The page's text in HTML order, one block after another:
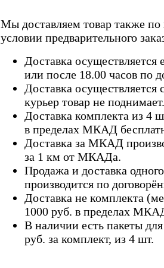
Мы доставляем товар также
условии предварительного
Доставка осуществляется
или после 18.00 часов по
Доставка осуществляется
курьер товар не поднимает.
Доставка комплекта из 4
в пределах МКАД
Доставка за МКАД
за 1 км от МКАДа.
Продажа и доставка
производится по
Доставка не комплекта
1000 руб. в пределах
В наличии есть пакеты
руб. за комплект, из 4 шт.